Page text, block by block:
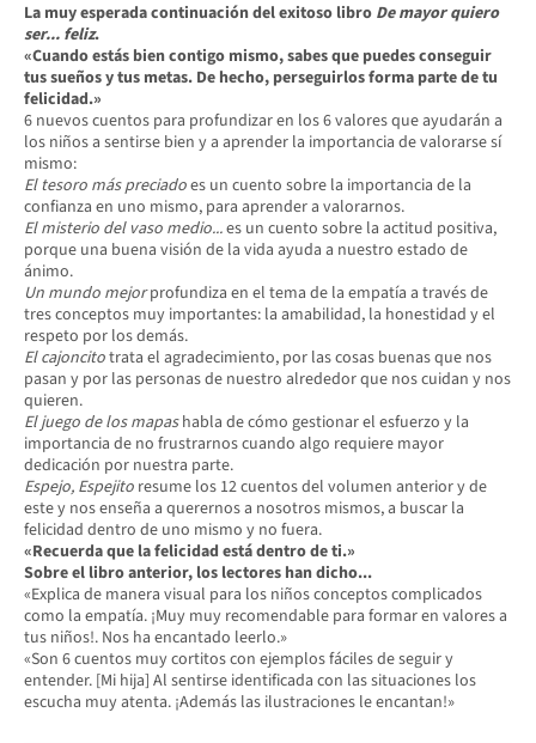
La muy esperada continuación del exitoso libro De mayor quiero
ser... feliz.
«Cuando estás bien contigo mismo, sabes que puedes conseguir
tus sueños y tus metas. De hecho, perseguirlos forma parte de tu
felicidad.»
6 nuevos cuentos para profundizar en los 6 valores que ayudarán a
los niños a sentirse bien y a aprender la importancia de valorarse sí
mismo:
El tesoro más preciadoes un cuento sobre la importancia de la
confianza en uno mismo, para aprender a valorarnos.
El misterio del vaso medio...es un cuento sobre la actitud positiva,
porque una buena visión de la vida ayuda a nuestro estado de
ánimo.
Un mundo mejorprofundiza en el tema de la empatía a través de
tres conceptos muy importantes: la amabilidad, la honestidad y el
respeto por los demás.
El cajoncitotrata el agradecimiento, por las cosas buenas que nos
pasan y por las personas de nuestro alrededor que nos cuidan y nos
quieren.
El juego de los mapashabla de cómo gestionar el esfuerzo y la
importancia de no frustrarnos cuando algo requiere mayor
dedicación por nuestra parte.
Espejo, Espejito resume los 12 cuentos del volumen anterior y de
este y nos enseña a querernos a nosotros mismos, a buscar la
felicidad dentro de uno mismo y no fuera.
«Recuerda que la felicidad está dentro de ti.»
Sobre el libro anterior, los lectores han dicho...
«Explica de manera visual para los niños conceptos complicados
como la empatía. ¡Muy muy recomendable para formar en valores a
tus niños!. Nos ha encantado leerlo.»
«Son 6 cuentos muy cortitos con ejemplos fáciles de seguir y
entender. [Mi hija] Al sentirse identificada con las situaciones los
escucha muy atenta. ¡Además las ilustraciones le encantan!»